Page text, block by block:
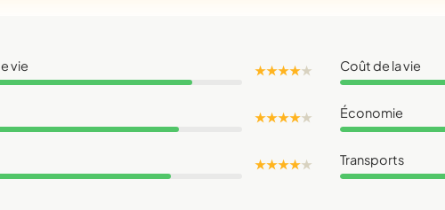
vie ★ ★ ★ ★★ Coût de la vie
★ ★ ★ ★★ Économie
★ ★ ★ ★★ Transports